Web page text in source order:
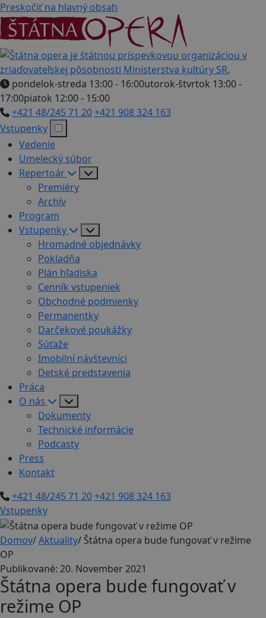
Preskočiť na hlavný obsah
pondelok-streda 13:00 - 16:00utorok-štvrtok 13:00 -
17:00piatok 12:00 - 15:00
+421 48/245 71 20+421 908 324 163
Vstupenky
Vedenie
Umelecký súbor
Repertoár
Premiéry
Archív
Program
Vstupenky
Hromadné objednávky
Pokladňa
Plán hľadiska
Cenník vstupeniek
Obchodné podmienky
Permanentky
Darčekové poukážky
Súťaže
Imobilní návštevníci
Detské predstavenia
Práca
O nás
Dokumenty
Technické informácie
Podcasty
Press
Kontakt
+421 48/245 71 20+421 908 324 163
Vstupenky
Domov/Aktuality/ Štátna opera bude fungovať v režime
OP
Publikované: 20. November 2021
Štátna opera bude fungovať v
režime OP